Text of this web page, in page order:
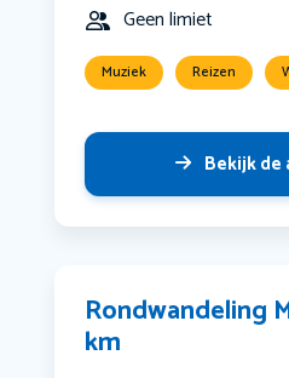
Geen limiet
Muziek Reizen
Bekijk
Rondwandeling
km